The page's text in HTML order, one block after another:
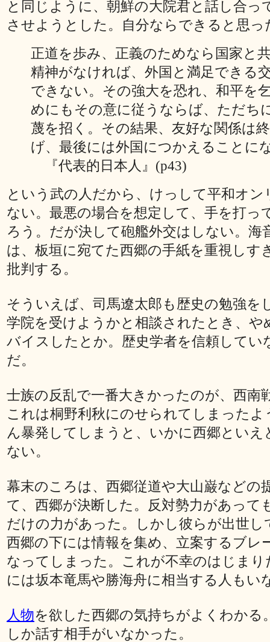
と同じように、朝鮮の大院君と話し合っ
させようとした。自分ならできると思っ
正道を歩み、正義のためなら国家と
精神がなければ、外国と満足できる
できない。その強大を恐れ、和平を
めにもその意に従うならば、ただち
蔑を招く。その結果、友好な関係は
げ、最後には外国につかえることに
『代表的日本人』(p43)
という武の人だから、けっして平和オン
ない。最悪の場合を想定して、手を打っ
ろう。だが決して砲艦外交はしない。海
は、板垣に宛てた西郷の手紙を重視しす
批判する。
そういえば、司馬遼太郎も歴史の勉強を
学院を受けようかと相談されたとき、や
バイスしたとか。歴史学者を信頼してい
だ。
士族の反乱で一番大きかったのが、西南
これは桐野利秋にのせられてしまったよ
ん暴発してしまうと、いかに西郷といえ
ない。
幕末のころは、西郷従道や大山巌などの
て、西郷が決断した。反対勢力があって
だけの力があった。しかし彼らが出世し
西郷の下には情報を集め、立案するブレ
なってしまった。これが不幸のはじまり
には坂本竜馬や勝海舟に相当する人もい
人物を欲した西郷の気持ちがよくわかる
しか話す相手がいなかった。